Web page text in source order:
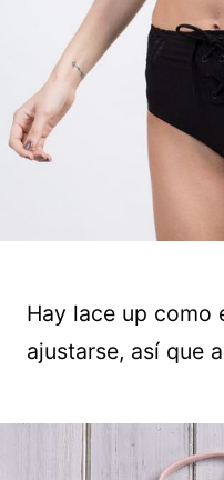
Hay lace up como
ajustarse, así que